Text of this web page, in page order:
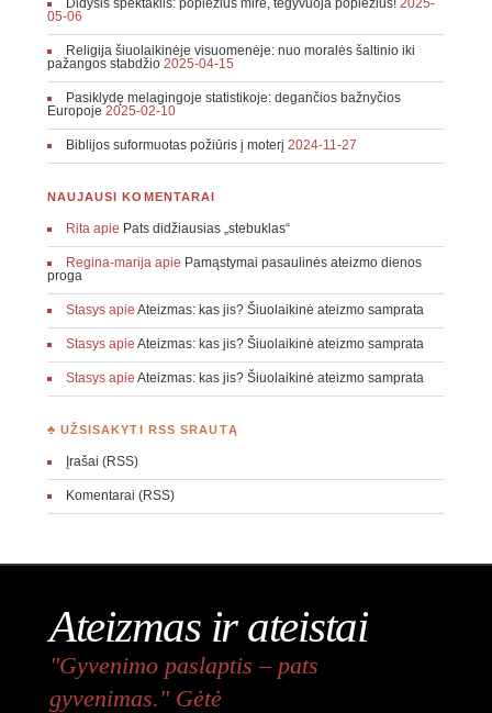
Didysis spektaklis: popiežius mirė, tegyvuoja popiežius! 2025-
05-06
Religija šiuolaikinėje visuomenėje: nuo moralės šaltinio iki
pažangos stabdžio 2025-04-15
Pasiklydę melagingoje statistikoje: degančios bažnyčios
Europoje 2025-02-10
Biblijos suformuotas požiūris į moterį 2024-11-27
NAUJAUSI KOMENTARAI
Ritaapie Pats didžiausias „stebuklas“
Regina-marijaapie Pamąstymai pasaulinės ateizmo dienos
proga
Stasysapie Ateizmas: kas jis? Šiuolaikinė ateizmo samprata
Stasysapie Ateizmas: kas jis? Šiuolaikinė ateizmo samprata
Stasysapie Ateizmas: kas jis? Šiuolaikinė ateizmo samprata
♣ UŽSISAKYTI RSS SRAUTĄ
Įrašai (RSS)
Komentarai (RSS)
Ateizmas ir ateistai
"Gyvenimo paslaptis – pats
gyvenimas." Gėtė